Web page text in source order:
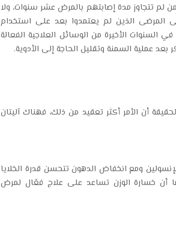
تتجاوز مدة إصابتهم بالمرض عشر سنوات، ولا
المرضى الذين لم يعتمدوا بعد على استخدام
في السنوات الأخيرة من الوسائل العلاجية الفعالة
عملية السمنة وتقليل الحاجة إلى الأدوية.
أن الأمر أكثر تعقيد من ذلك، فهناك آليتان
ومع انخفاض الدهون تتحسن قدرة الخلايا
أن خسارة الوزن تساعد على علاج فعّال لمرض